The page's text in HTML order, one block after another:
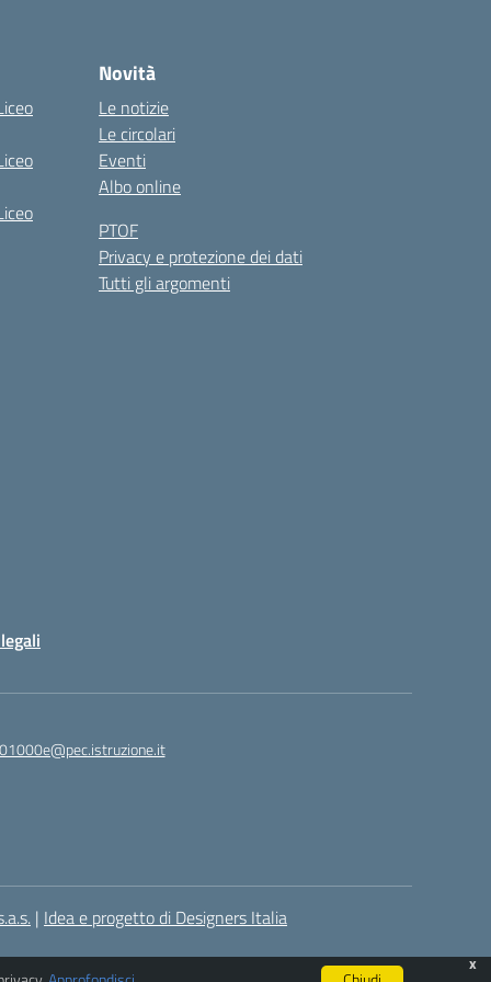
Novità
Le notizie
Le circolari
Eventi
Albo online
PTOF
Privacy e protezione dei dati
Tutti gli argomenti
| Idea e progetto di Designers Italia
x